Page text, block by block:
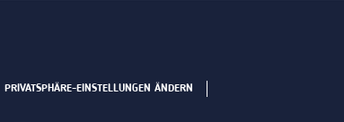
PRIVATSPHÄRE-EINSTELLUNGEN ÄNDERN